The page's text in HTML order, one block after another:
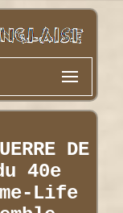
DE
40e
Life